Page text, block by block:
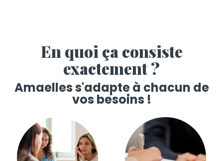
En quoi ça consiste
exactement ?
Amaelles s'adapte à chacun de
vos besoins !